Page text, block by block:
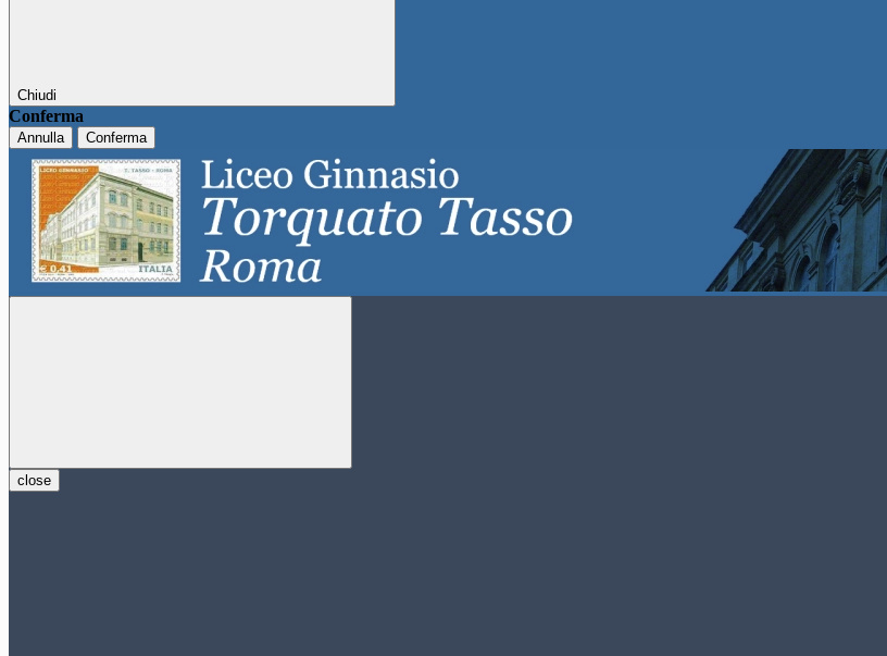
Chiudi
Conferma
Annulla Conferma
close